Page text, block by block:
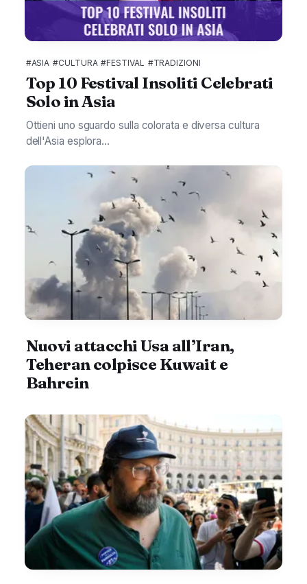
#ASIA #CULTURA #FESTIVAL #TRADIZIONI
Top 10 Festival Insoliti Celebrati
Solo in Asia
Ottieni uno sguardo sulla colorata e diversa cultura
dell'Asia esplora...
Nuovi attacchi Usa all’Iran,
Teheran colpisce Kuwait e
Bahrein